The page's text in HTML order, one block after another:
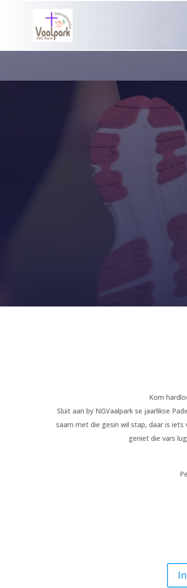
Kom
Sluit aan by NGVaalpark se jaarlikse
saam met die gesin wil stap, daar is
geniet die vars